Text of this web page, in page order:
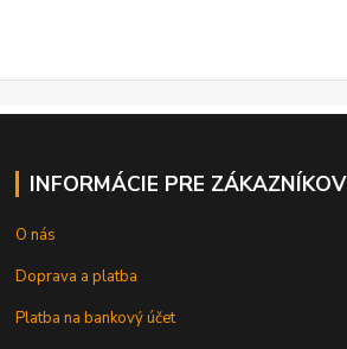
INFORMÁCIE PRE ZÁKAZNÍKOV
O nás
Doprava a platba
Platba na bankový účet